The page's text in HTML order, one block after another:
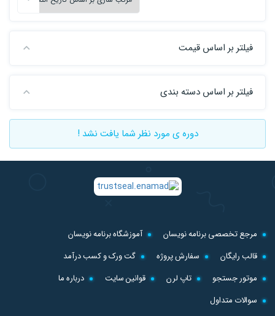
فیلتر بر اساس قیمت
فیلتر بر اساس دسته بندی
دوره ی مورد نظر شما یافت نشد !
مرجع تخصصی برنامه نویسان
آموزشگاه برنامه نویسان
قالب رایگان
سفارش پروژه
گت ورک و کسب درآمد
موتور جستجو
تاپ لرن قوانین سایت
درباره ما
سوالات متداول